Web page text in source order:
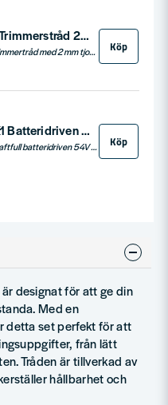
DeWalt DT20651 Trimmerstråd 2mm (68,6m)
DeWalt DT20651 är en trimmertråd med 2 mm tjocklek och 68,6 meters längd, framtagen för DeWalts batteridrivna trimmer DCM561. Ett praktiskt tillbehör för effektiv grästrimning, kantklippning och underhåll av trädgård och grönytor. Köp
DeWalt DCM571X1 Batteridriven Röjsåg/Trimmer 54V (1x3,0/9,0ah)
DeWalt DCM571 är en kraftfull batteridriven 54V grästrimmer och röjsåg för effektiv trimning och röjning av större ytor. Med kolborstfri motor, 38 cm klippbredd och medföljande röjsågsadapter passar den för krävande arbete i trädgård, park och grönytor. Köp
designat för att ge din
Med en
detta set perfekt för att
från lätt
Tråden är tillverkad av
hållbarhet och